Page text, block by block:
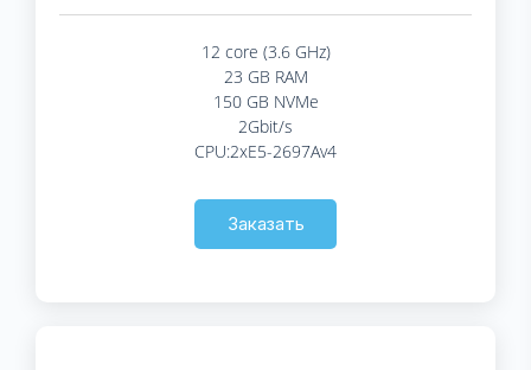
12 core (3.6 GHz)
23 GB RAM
150 GB NVMe
2Gbit/s
CPU:2xE5-2697Av4
Заказать